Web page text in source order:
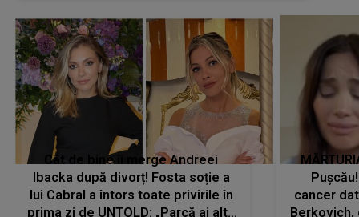
Cât de bine îi merge Andreei
Ibacka după divorț! Fosta soție a
lui Cabral a întors toate privirile în
prima zi de UNTOLD: „Parcă ai altă
cancer
Berkovich,